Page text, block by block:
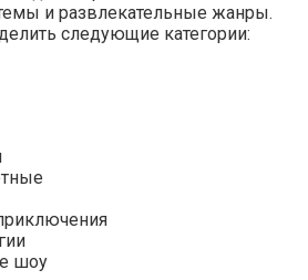
и развлекательные жанры.
следующие категории:
шоу